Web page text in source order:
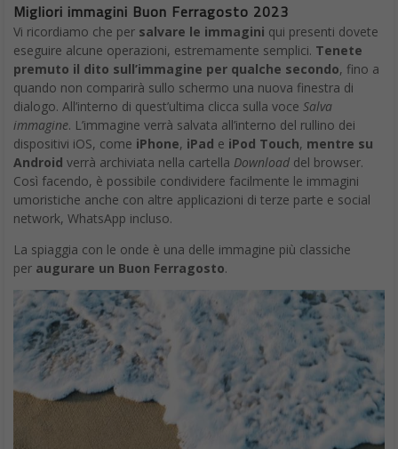
Migliori immagini Buon Ferragosto 2023
Vi ricordiamo che per salvare le immagini qui presenti dovete
eseguire alcune operazioni, estremamente semplici. Tenete
premuto il dito sull’immagine per qualche secondo, fino a
quando non comparirà sullo schermo una nuova finestra di
dialogo. All’interno di quest’ultima clicca sulla voce Salva
immagine. L’immagine verrà salvata all’interno del rullino dei
dispositivi iOS, come iPhone, iPad e iPod Touch, mentre su
Android verrà archiviata nella cartella Download del browser.
Così facendo, è possibile condividere facilmente le immagini
umoristiche anche con altre applicazioni di terze parte e social
network, WhatsApp incluso.
La spiaggia con le onde è una delle immagine più classiche
per augurare un Buon Ferragosto.